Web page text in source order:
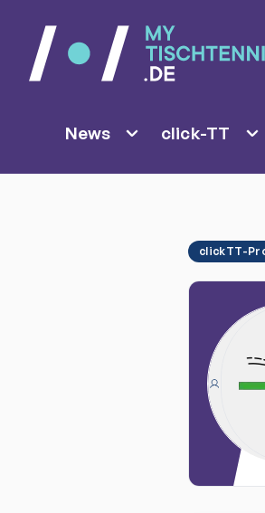
News click-TT
clickTT-